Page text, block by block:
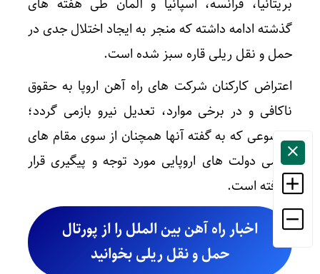
بریتانیا، فرانسه، اسپانیا و آلمان طی هفته های
گذشته ادامه داشته که منجر به ایجاد اختلال جدی در
حمل و نقل ریلی قاره سبز شده است.
اعتراض کارکنان شرکت های راه آهن اروپا به حقوق
ناکافی و در برخی موارد، تعدیل نیرو بازمی گردد؛
موضوعی که به گفته آنها همچنان از سوی مقام های
رسمی دولت های اروپایی مورد توجه و پیگیری قرار
نگرفته است.
اخبار راه آهن بین الملل را از پورتال
حمل و نقل ریلی بخوانید